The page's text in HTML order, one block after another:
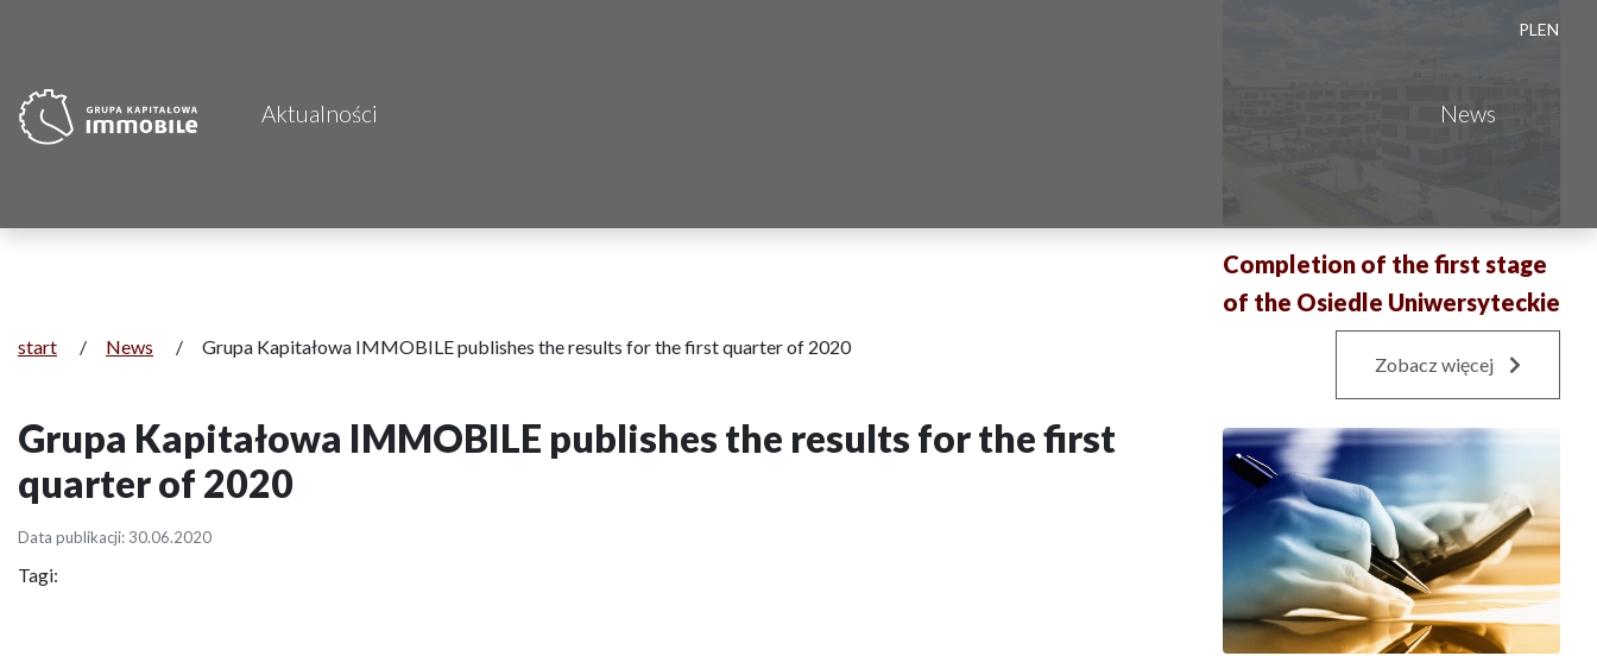
Aktualności News
PLEN
start / News / Grupa Kapitałowa IMMOBILE publishes the results for the first quarter of 2020
Grupa Kapitałowa IMMOBILE publishes the results for the first
quarter of 2020
Data publikacji: 30.06.2020
Tagi:
Completion of the first stage
of the Osiedle Uniwersyteckie
Zobacz więcej